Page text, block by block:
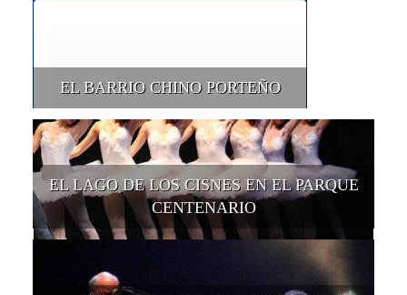
EL BARRIO CHINO PORTEÑO
EL LAGO DE LOS CISNES EN EL PARQUE
CENTENARIO